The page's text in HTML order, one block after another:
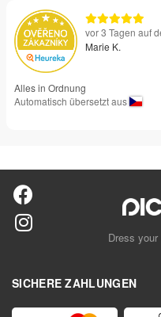
vor 3 Tagen auf
Marie K.
Alles in Ordnung
Automatisch übersetzt aus
Dress your
SICHERE ZAHLUNGEN